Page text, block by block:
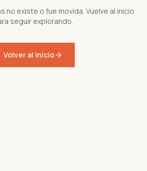
no existe o fue movida. Vuelve al inicio
seguir explorando.
Volver al inicio